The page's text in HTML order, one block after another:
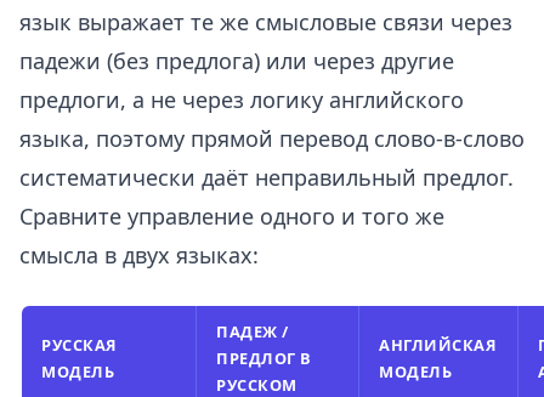
язык выражает те же смысловые связи через
падежи (без предлога) или через другие
предлоги, а не через логику английского
языка, поэтому прямой перевод слово-в-слово
систематически даёт неправильный предлог.
Сравните управление одного и того же
смысла в двух языках:
РУССКАЯ
МОДЕЛЬ
ПАДЕЖ /
ПРЕДЛОГ В
РУССКОМ
АНГЛИЙСКАЯ
МОДЕЛЬ